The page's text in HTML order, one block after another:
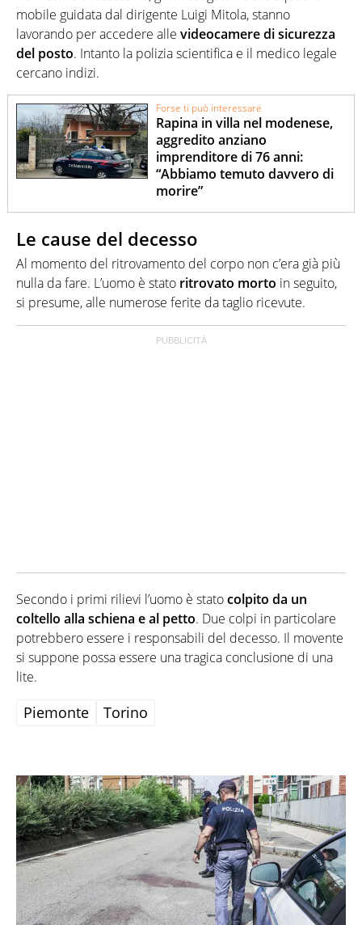
mobile guidata dal dirigente Luigi Mitola, stanno
lavorando per accedere alle videocamere di sicurezza
del posto. Intanto la polizia scientifica e il medico legale
cercano indizi.
Forse ti può interessare
Rapina in villa nel modenese,
aggredito anziano
imprenditore di 76 anni:
“Abbiamo temuto davvero di
morire”
Le cause del decesso
Al momento del ritrovamento del corpo non c’era già più
nulla da fare. L’uomo è stato ritrovato morto in seguito,
si presume, alle numerose ferite da taglio ricevute.
Secondo i primi rilievi l’uomo è statocolpito da un
coltello alla schiena e al petto. Due colpi in particolare
potrebbero essere i responsabili del decesso. Il movente
si suppone possa essere una tragica conclusione di una
lite.
Piemonte Torino